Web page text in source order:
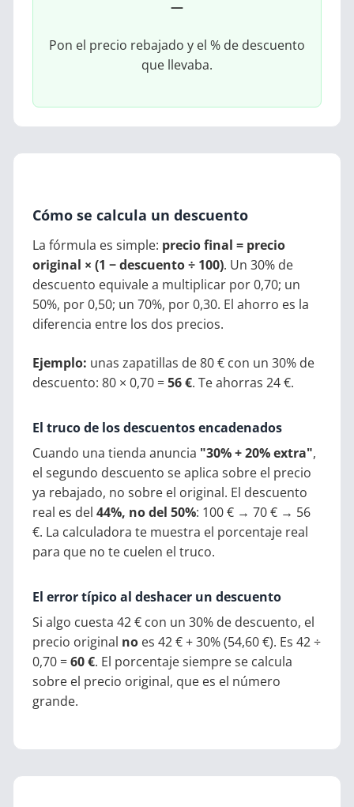
—
Pon el precio rebajado y el % de descuento
que llevaba.
Cómo se calcula un descuento
La fórmula es simple: precio final = precio
original × (1 − descuento ÷ 100). Un 30% de
descuento equivale a multiplicar por 0,70; un
50%, por 0,50; un 70%, por 0,30. El ahorro es la
diferencia entre los dos precios.
Ejemplo: unas zapatillas de 80 € con un 30% de
descuento: 80 × 0,70 =56 €. Te ahorras 24 €.
El truco de los descuentos encadenados
Cuando una tienda anuncia "30% + 20% extra",
el segundo descuento se aplica sobre el precio
ya rebajado, no sobre el original. El descuento
real es del 44%, no del 50%: 100 € → 70 € → 56
€. La calculadora te muestra el porcentaje real
para que no te cuelen el truco.
El error típico al deshacer un descuento
Si algo cuesta 42 € con un 30% de descuento, el
precio original no es 42 € + 30% (54,60 €). Es 42 ÷
0,70 =60 €. El porcentaje siempre se calcula
sobre el precio original, que es el número
grande.